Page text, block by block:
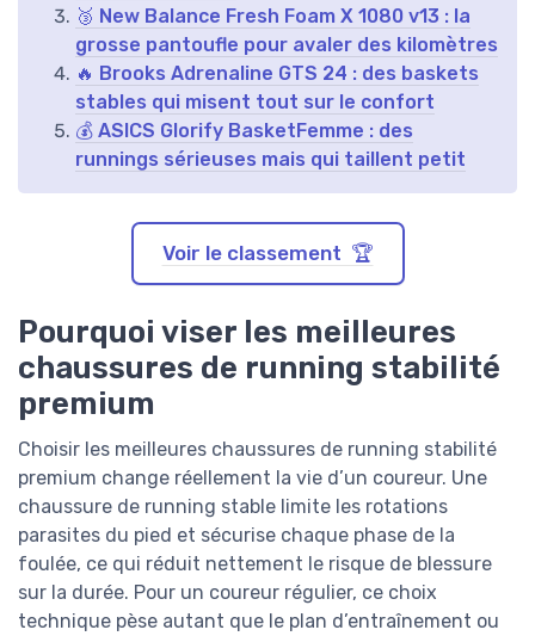
🥉 New Balance Fresh Foam X 1080 v13 : la
grosse pantoufle pour avaler des kilomètres
🔥 Brooks Adrenaline GTS 24 : des baskets
stables qui misent tout sur le confort
💰 ASICS Glorify BasketFemme : des
runnings sérieuses mais qui taillent petit
Voir le classement 🏆
Pourquoi viser les meilleures
chaussures de running stabilité
premium
Choisir les meilleures chaussures de running stabilité
premium change réellement la vie d’un coureur. Une
chaussure de running stable limite les rotations
parasites du pied et sécurise chaque phase de la
foulée, ce qui réduit nettement le risque de blessure
sur la durée. Pour un coureur régulier, ce choix
technique pèse autant que le plan d’entraînement ou